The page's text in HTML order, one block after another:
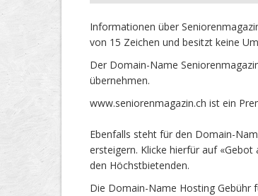
Informationen über
von 15 Zeichen und besitzt keine
Der Domain-Name
übernehmen.
www.seniorenmagazin.ch ist ein
Ebenfalls steht für den Domain-
ersteigern. Klicke hierfür auf
den Höchstbietenden.
Die Domain-Name Hosting Gebühr